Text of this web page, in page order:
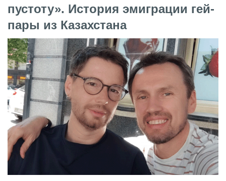
пустоту». История эмиграции гей-
пары из Казахстана